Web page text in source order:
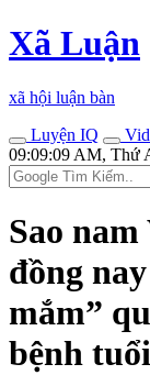
Xã Luận
xã hội luận bàn
Luyện IQ
09:09:09 AM, Thứ
Sao
đồng
mắm”
bệnh